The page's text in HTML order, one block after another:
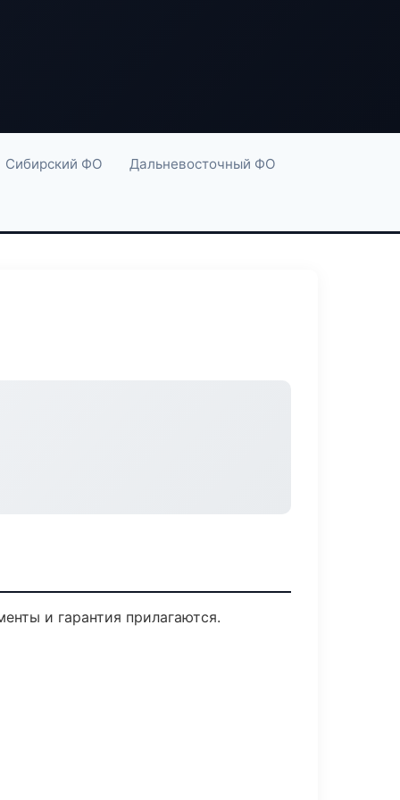
Сибирский ФО Дальневосточный ФО
и гарантия прилагаются.